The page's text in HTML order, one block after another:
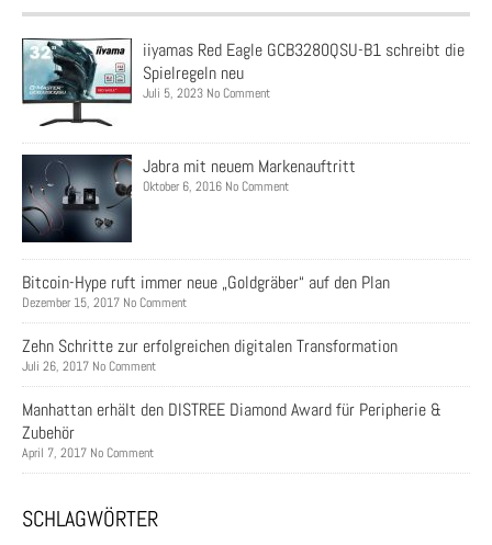
iiyamas Red Eagle GCB3280QSU-B1 schreibt die
Spielregeln neu
Juli 5, 2023 No Comment
Jabra mit neuem Markenauftritt
Oktober 6, 2016 No Comment
Bitcoin-Hype ruft immer neue „Goldgräber“ auf den Plan
Dezember 15, 2017 No Comment
Zehn Schritte zur erfolgreichen digitalen Transformation
Juli 26, 2017 No Comment
Manhattan erhält den DISTREE Diamond Award für Peripherie &
Zubehör
April 7, 2017 No Comment
SCHLAGWÖRTER